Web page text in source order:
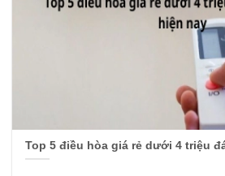
Top 5 điều hòa giá rẻ dưới 4 triệu